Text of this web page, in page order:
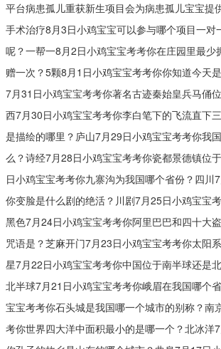
平台病患孤儿重获新生项目会为病患孤儿宝宝提
手术治疗8月3日小鸡宝宝可以参与哪个项目一对
呢？一帮一8月2日小鸡宝宝考考你在庄园里最少
赠一次？5颗8月1日小鸡宝宝考考你你知道今天
7月31日小鸡宝宝考考你著名古迹秦始皇兵马俑
西7月30日小鸡宝宝考考你李白笔下的飞流直下
是描绘的哪里？庐山7月29日小鸡宝宝考考你我
么？诗经7月28日小鸡宝宝考考你瓷都景德镇位
日小鸡宝宝考考你九寨沟为我国哪个省份？四川
你变脸是什么剧的绝活？川剧7月25日小鸡宝宝
黑色7月24日小鸡宝宝考考你阿里巴巴和四十大
咒语是？芝麻开门7月23日小鸡宝宝考考你太阳
星7月22日小鸡宝宝考考你中国位于南半球还是
北半球7月21日小鸡宝宝考考你峨眉在我国哪个
宝宝考考你石头城是我国哪一个城市的别称？南
考你世界四大洋中面积最小的是哪一个？北冰洋